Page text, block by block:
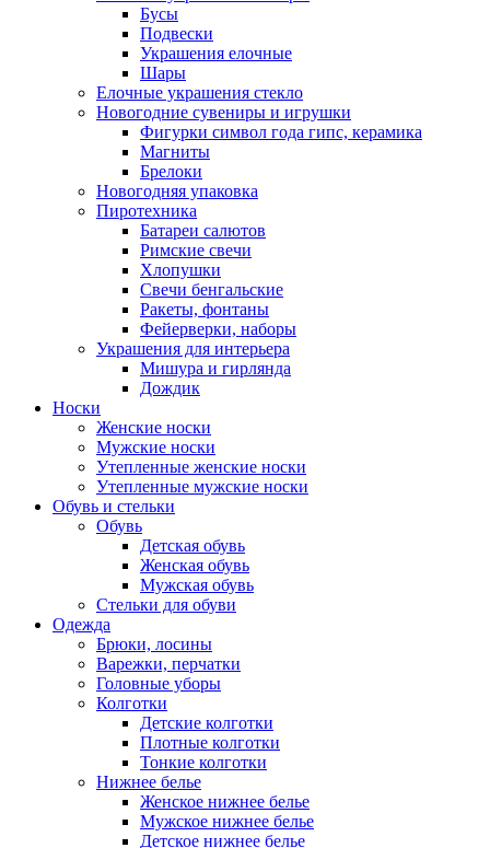
Бусы
Подвески
Украшения елочные
Шары
Елочные украшения стекло
Новогодние сувениры и игрушки
Фигурки символ года гипс, керамика
Магниты
Брелоки
Новогодняя упаковка
Пиротехника
Батареи салютов
Римские свечи
Хлопушки
Свечи бенгальские
Ракеты, фонтаны
Фейерверки, наборы
Украшения для интерьера
Мишура и гирлянда
Дождик
Носки
Женские носки
Мужские носки
Утепленные женские носки
Утепленные мужские носки
Обувь и стельки
Обувь
Детская обувь
Женская обувь
Мужская обувь
Стельки для обуви
Одежда
Брюки, лосины
Варежки, перчатки
Головные уборы
Колготки
Детские колготки
Плотные колготки
Тонкие колготки
Нижнее белье
Женское нижнее белье
Мужское нижнее белье
Детское нижнее белье